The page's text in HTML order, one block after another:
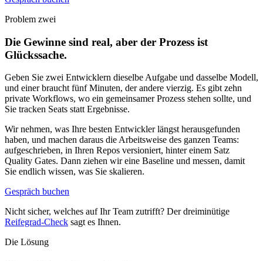
Problem zwei
Die Gewinne sind real, aber der Prozess ist
Glückssache.
Geben Sie zwei Entwicklern dieselbe Aufgabe und dasselbe Modell,
und einer braucht fünf Minuten, der andere vierzig. Es gibt zehn
private Workflows, wo ein gemeinsamer Prozess stehen sollte, und
Sie tracken Seats statt Ergebnisse.
Wir nehmen, was Ihre besten Entwickler längst herausgefunden
haben, und machen daraus die Arbeitsweise des ganzen Teams:
aufgeschrieben, in Ihren Repos versioniert, hinter einem Satz
Quality Gates. Dann ziehen wir eine Baseline und messen, damit
Sie endlich wissen, was Sie skalieren.
Gespräch buchen
Nicht sicher, welches auf Ihr Team zutrifft? Der dreiminütige
Reifegrad-Check sagt es Ihnen.
Die Lösung